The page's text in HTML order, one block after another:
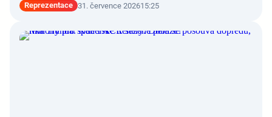
Reprezentace 31. července 202615:25